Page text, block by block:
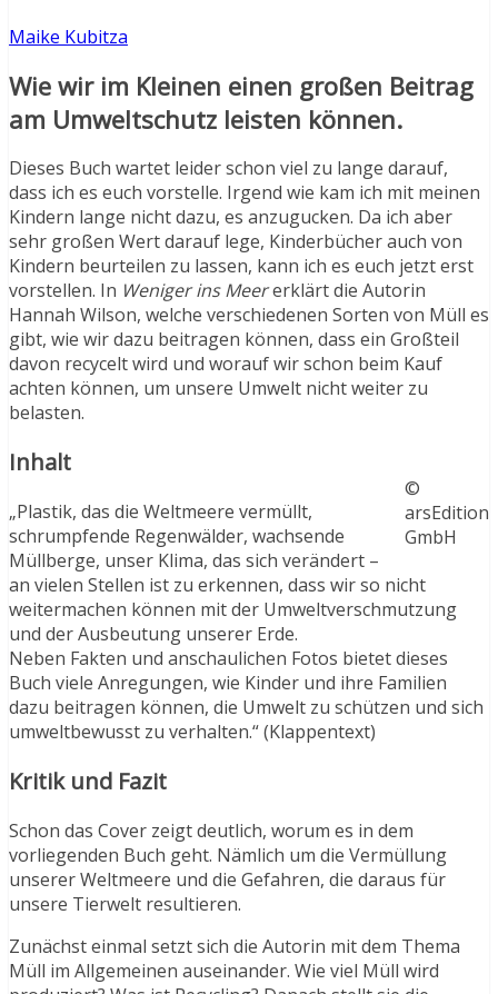
Maike Kubitza
Wie wir im Kleinen einen großen Beitrag
am Umweltschutz leisten können.
Dieses Buch wartet leider schon viel zu lange darauf,
dass ich es euch vorstelle. Irgend wie kam ich mit meinen
Kindern lange nicht dazu, es anzugucken. Da ich aber
sehr großen Wert darauf lege, Kinderbücher auch von
Kindern beurteilen zu lassen, kann ich es euch jetzt erst
vorstellen. In Weniger ins Meererklärt die Autorin
Hannah Wilson, welche verschiedenen Sorten von Müll es
gibt, wie wir dazu beitragen können, dass ein Großteil
davon recycelt wird und worauf wir schon beim Kauf
achten können, um unsere Umwelt nicht weiter zu
belasten.
©
arsEdition
GmbH
Inhalt
„Plastik, das die Weltmeere vermüllt,
schrumpfende Regenwälder, wachsende
Müllberge, unser Klima, das sich verändert –
an vielen Stellen ist zu erkennen, dass wir so nicht
weitermachen können mit der Umweltverschmutzung
und der Ausbeutung unserer Erde.
Neben Fakten und anschaulichen Fotos bietet dieses
Buch viele Anregungen, wie Kinder und ihre Familien
dazu beitragen können, die Umwelt zu schützen und sich
umweltbewusst zu verhalten.“ (Klappentext)
Kritik und Fazit
Schon das Cover zeigt deutlich, worum es in dem
vorliegenden Buch geht. Nämlich um die Vermüllung
unserer Weltmeere und die Gefahren, die daraus für
unsere Tierwelt resultieren.
Zunächst einmal setzt sich die Autorin mit dem Thema
Müll im Allgemeinen auseinander. Wie viel Müll wird